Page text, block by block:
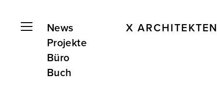
News
Projekte
Büro
Buch
X